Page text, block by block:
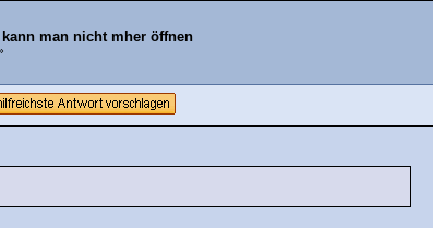
man nicht mher öffnen